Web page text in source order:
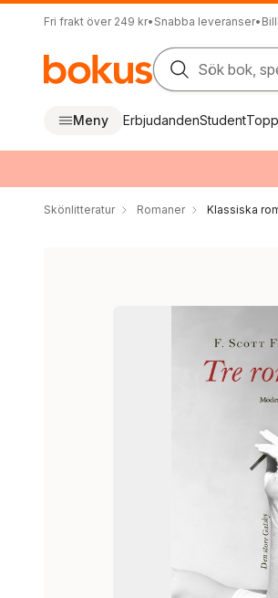
Fri frakt över 249 kr• Snabba leveranser•
Sök bok,
Meny ErbjudandenStudent
Skönlitteratur Romaner Klassiska